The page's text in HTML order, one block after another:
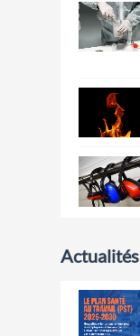
Actualités